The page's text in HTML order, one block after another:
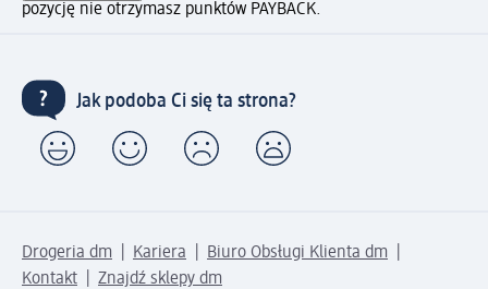
pozycję nie otrzymasz punktów PAYBACK.
Jak podoba Ci się ta strona?
Drogeria dm Kariera
Biuro Obsługi Klienta dm
Kontakt
Znajdź sklepy dm